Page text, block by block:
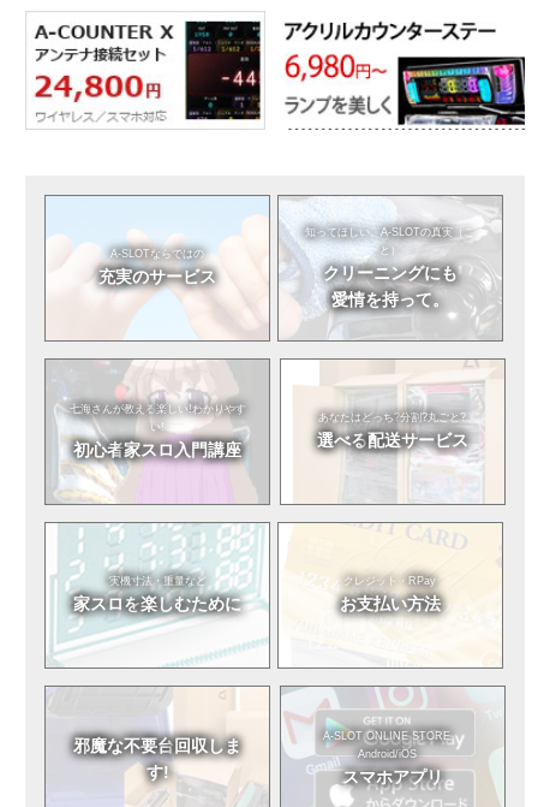
A-SLOTならではの
充実のサービス
知ってほしい。A-SLOTの真実（こ
と）
クリーニングにも
愛情を持って。
七海さんが教える楽しい!わかりやす
い!
初心者家スロ入門講座
あなたはどっち?分割?丸ごと?
選べる配送サービス
実機寸法・重量など
家スロを楽しむために
クレジット・RPay
お支払い方法
邪魔な不要台回収しま
す!
A-SLOT ONLINE STORE
Android/iOS
スマホアプリ